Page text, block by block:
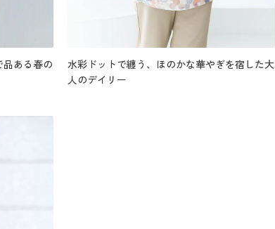
ある春の
水彩ドットで纏う、ほのかな華やぎを宿した大
人のデイリー